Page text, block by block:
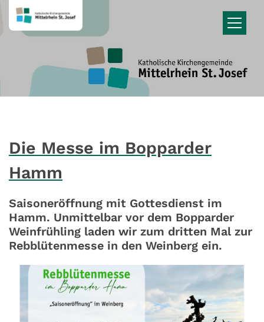
Zum Inhalt springen
Die Messe im Bopparder
Hamm
Saisoneröffnung mit Gottesdienst im
Hamm. Unmittelbar vor dem Bopparder
Weinfrühling laden wir zum dritten Mal zur
Rebblütenmesse in den Weinberg ein.